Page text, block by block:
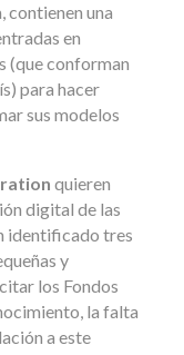
contienen una
en
(que conforman
para hacer
sus modelos
quieren
digital de las
identificado tres
y
los Fondos
la falta
a este